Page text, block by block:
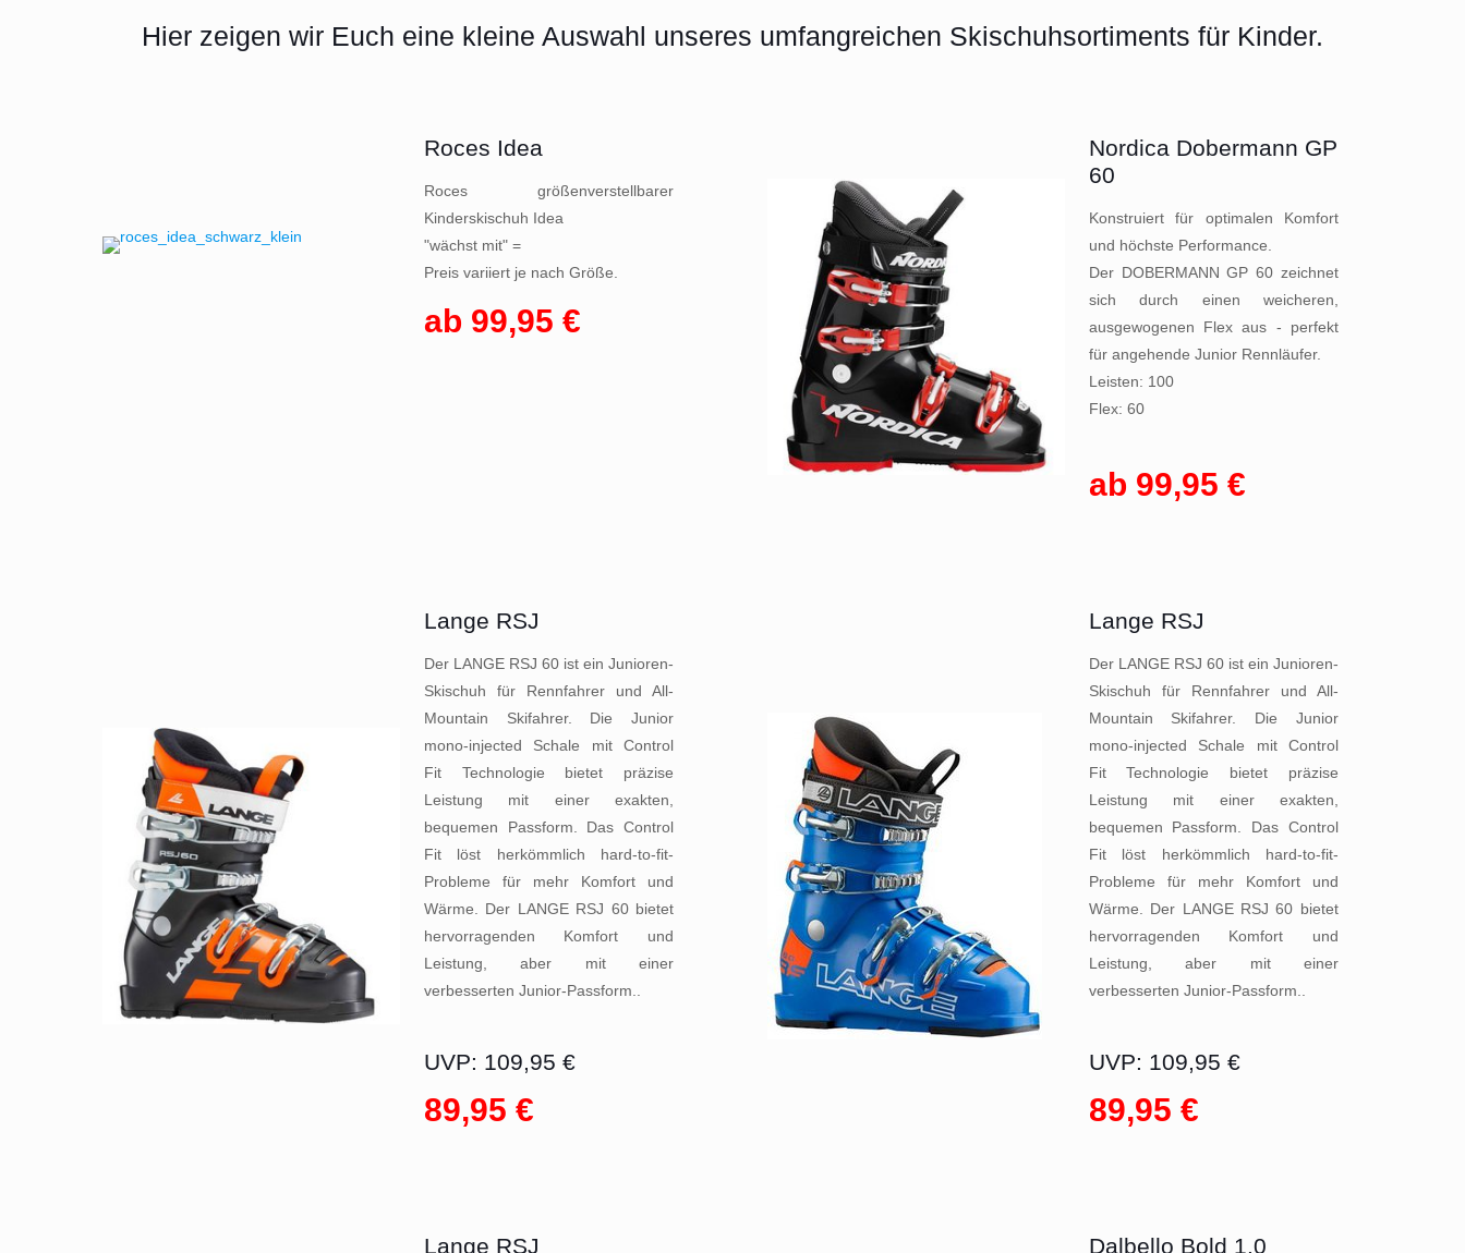
Hier zeigen wir Euch eine kleine Auswahl unseres umfangreichen Skischuhsortiments für Kinder.
Roces Idea
Roces größenverstellbarer
Kinderskischuh Idea
"wächst mit" =
Preis variiert je nach Größe.
ab 99,95 €
Nordica Dobermann GP
60
Konstruiert für optimalen Komfort
und höchste Performance.
Der DOBERMANN GP 60 zeichnet
sich durch einen weicheren,
ausgewogenen Flex aus - perfekt
für angehende Junior Rennläufer.
Leisten: 100
Flex: 60
ab 99,95 €
Lange RSJ
Der LANGE RSJ 60 ist ein Junioren-
Skischuh für Rennfahrer und All-
Mountain Skifahrer. Die Junior
mono-injected Schale mit Control
Fit Technologie bietet präzise
Leistung mit einer exakten,
bequemen Passform. Das Control
Fit löst herkömmlich hard-to-fit-
Probleme für mehr Komfort und
Wärme. Der LANGE RSJ 60 bietet
hervorragenden Komfort und
Leistung, aber mit einer
verbesserten Junior-Passform..
UVP: 109,95 €
89,95 €
Lange RSJ
Der LANGE RSJ 60 ist ein Junioren-
Skischuh für Rennfahrer und All-
Mountain Skifahrer. Die Junior
mono-injected Schale mit Control
Fit Technologie bietet präzise
Leistung mit einer exakten,
bequemen Passform. Das Control
Fit löst herkömmlich hard-to-fit-
Probleme für mehr Komfort und
Wärme. Der LANGE RSJ 60 bietet
hervorragenden Komfort und
Leistung, aber mit einer
verbesserten Junior-Passform..
UVP: 109,95 €
89,95 €
Lange RSJ Dalbello Bold 1.0